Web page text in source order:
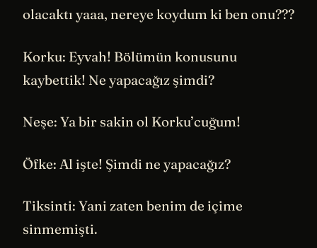
olacaktı yaaa, nereye koydum ki ben onu???
Korku: Eyvah! Bölümün konusunu
kaybettik! Ne yapacağız şimdi?
Neşe: Ya bir sakin ol Korku’cuğum!
Öfke: Al işte! Şimdi ne yapacağız?
Tiksinti: Yani zaten benim de içime
sinmemişti.